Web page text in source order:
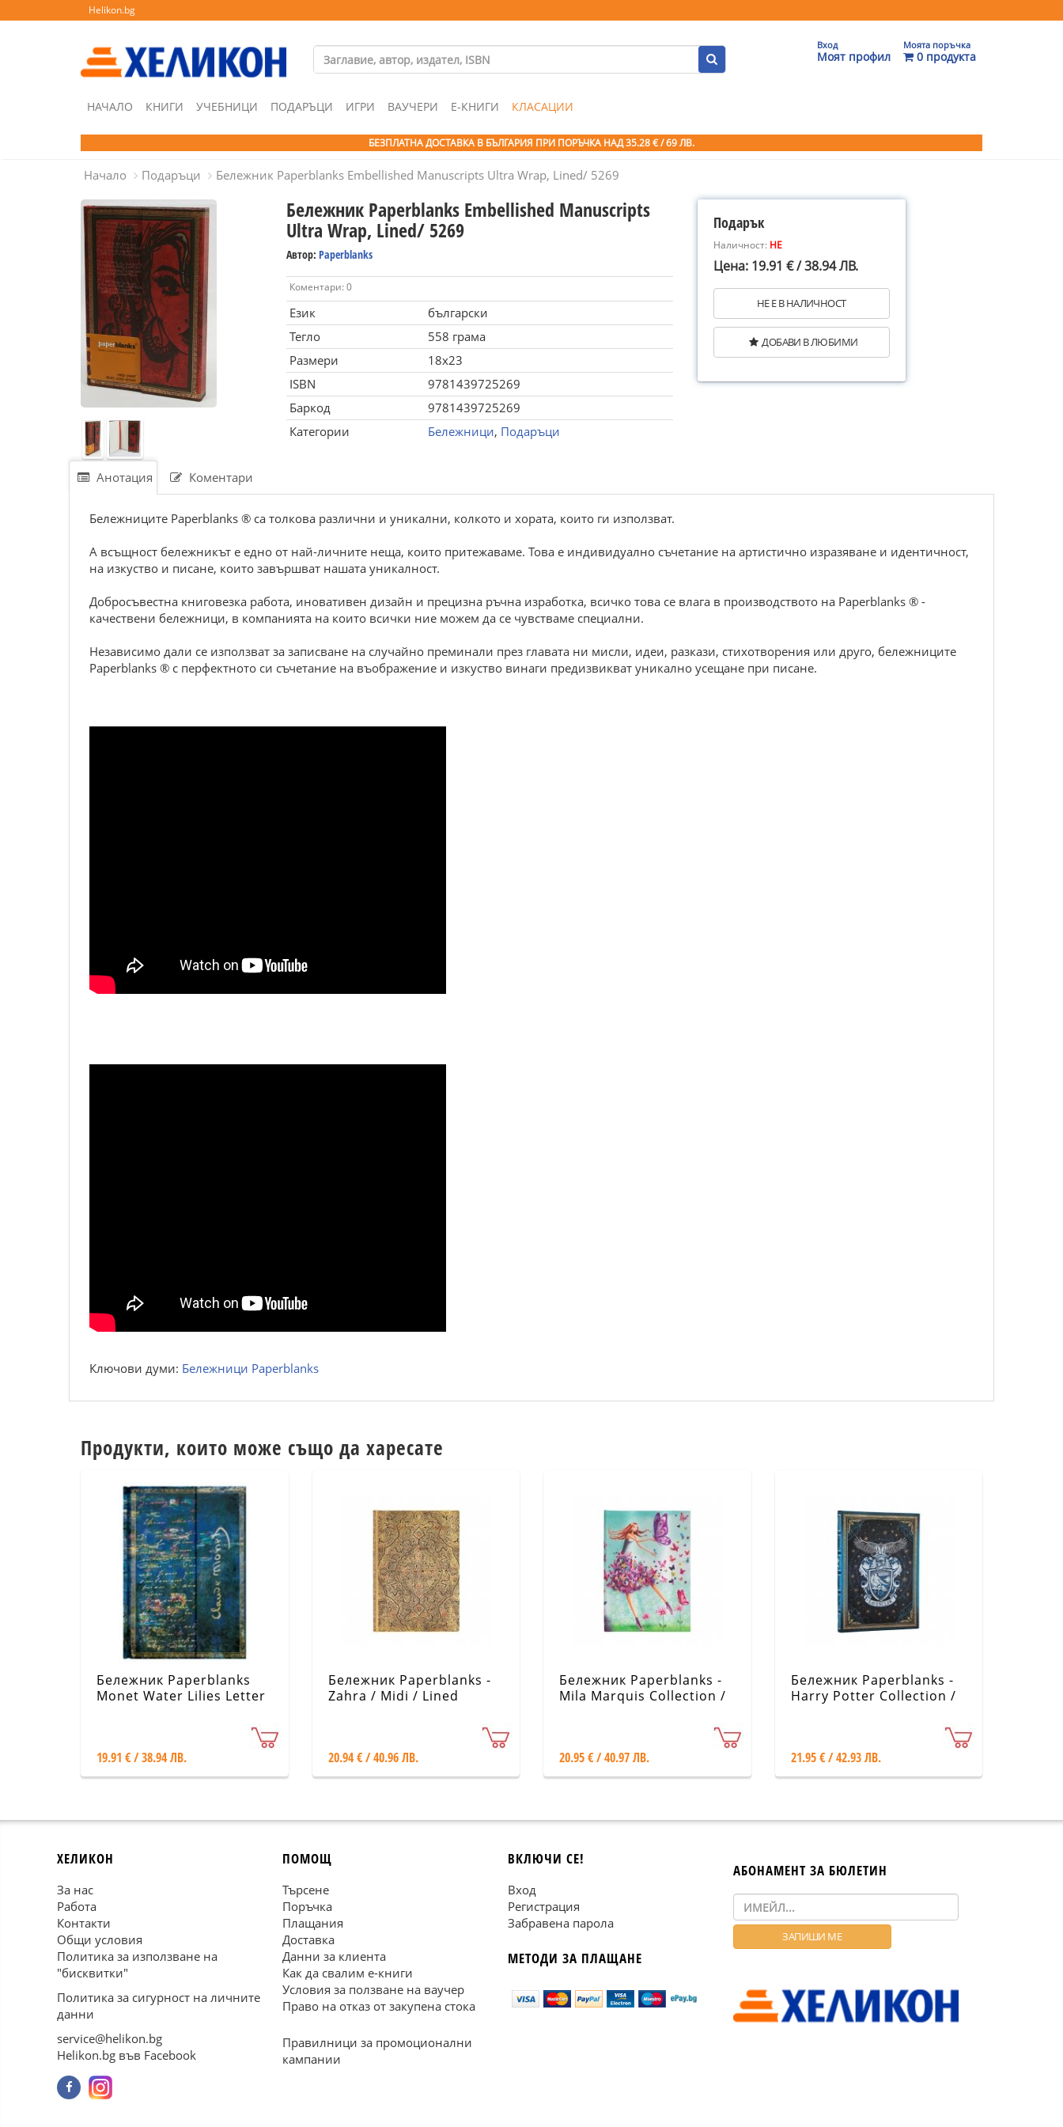
Helikon.bg
Вход
Моят профил
Моята поръчка
0 продукта
НАЧАЛО КНИГИ УЧЕБНИЦИ ПОДАРЪЦИ ИГРИ ВАУЧЕРИ Е-КНИГИ КЛАСАЦИИ
БЕЗПЛАТНА ДОСТАВКА В БЪЛГАРИЯ ПРИ ПОРЪЧКА НАД 35.28 € / 69 ЛВ.
Начало Подаръци Бележник Paperblanks Embellished Manuscripts Ultra Wrap, Lined/ 5269
Бележник Paperblanks Embellished Manuscripts
Ultra Wrap, Lined/ 5269
Автор: Paperblanks
Коментари: 0
Език
български
Тегло
558 грама
Размери
18x23
ISBN
9781439725269
Баркод
9781439725269
Категории
Бележници, Подаръци
Подарък
Наличност: НЕ
Цена: 19.91 € / 38.94 ЛВ.
НЕ Е В НАЛИЧНОСТ
ДОБАВИ В ЛЮБИМИ
Анотация Коментари
Бележниците Paperblanks ® са толкова различни и уникални, колкото и хората, които ги използват.
А всъщност бележникът е едно от най-личните неща, които притежаваме. Това е индивидуално съчетание на артистично изразяване и идентичност,
на изкуство и писане, които завършват нашата уникалност.
Добросъвестна книговезка работа, иновативен дизайн и прецизна ръчна изработка, всичко това се влага в производството на Paperblanks ® -
качествени бележници, в компанията на които всички ние можем да се чувстваме специални.
Независимо дали се използват за записване на случайно преминали през главата ни мисли, идеи, разкази, стихотворения или друго, бележниците
Paperblanks ® с перфектното си съчетание на въображение и изкуство винаги предизвикват уникално усещане при писане.
Ключови думи: Бележници Paperblanks
Продукти, които може също да харесате
Бележник Paperblanks
Monet Water Lilies Letter
19.91 € / 38.94 ЛВ.
Бележник Paperblanks -
Zahra / Midi / Lined
20.94 € / 40.96 ЛВ.
Бележник Paperblanks -
Mila Marquis Collection /
20.95 € / 40.97 ЛВ.
Бележник Paperblanks -
Harry Potter Collection /
21.95 € / 42.93 ЛВ.
ХЕЛИКОН
За нас
Работа
Контакти
Общи условия
Политика за използване на
"бисквитки"
Политика за сигурност на личните
данни
service@helikon.bg
Helikon.bg във Facebook
ПОМОЩ
Търсене
Поръчка
Плащания
Доставка
Данни за клиента
Как да свалим е-книги
Условия за ползване на ваучер
Право на отказ от закупена стока
Правилници за промоционални
кампании
ВКЛЮЧИ СЕ!
Вход
Регистрация
Забравена парола
МЕТОДИ ЗА ПЛАЩАНЕ
АБОНАМЕНТ ЗА БЮЛЕТИН